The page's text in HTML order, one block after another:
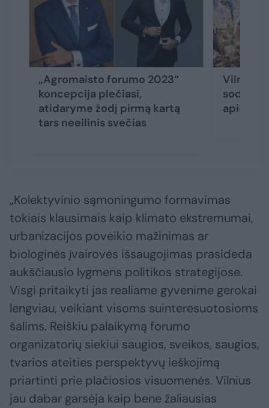
„Agromaisto forumo 2023“
koncepcija plečiasi,
atidaryme žodį pirmą kartą
tars neeilinis svečias
Vilniuje
apie
„Kolektyvinio sąmoningumo formavimas
tokiais klausimais kaip klimato ekstremumai,
urbanizacijos poveikio mažinimas ar
biologinės įvairovės išsaugojimas prasideda
aukščiausio lygmens politikos strategijose.
Visgi pritaikyti jas realiame gyvenime gerokai
lengviau, veikiant visoms suinteresuotosioms
šalims. Reiškiu palaikymą forumo
organizatorių siekiui saugios, sveikos, saugios,
tvarios ateities perspektyvų ieškojimą
priartinti prie plačiosios visuomenės. Vilnius
jau dabar garsėja kaip bene žaliausias